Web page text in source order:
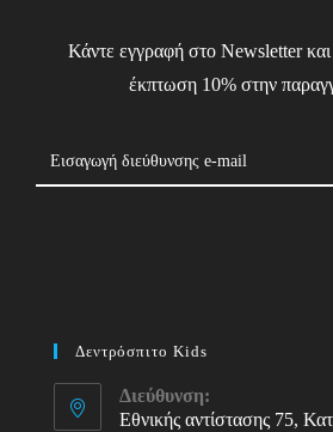
Κάντε εγγραφή στο Newsletter
έκπτωση 10% στην
Δεντρόσπιτο Kids
Διεύθυνση:
Εθνικής αντίστασης 75,